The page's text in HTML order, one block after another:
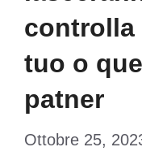
controlla
tuo o
patner
Ottobre 25,